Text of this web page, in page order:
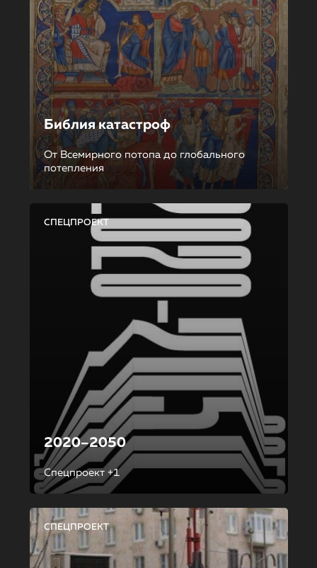
Библия катастроф
От Всемирного потопа до глобального
потепления
СПЕЦПРОЕКТ
2020–2050
Спецпроект +1
СПЕЦПРОЕКТ